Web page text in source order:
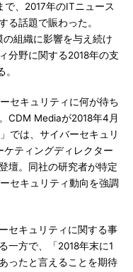
、2017年のITニュース
る話題で賑わった。
組織に影響を与え続け
分野に関する2018年の支
セキュリティに何が待ち
CDM Mediaが2018年4月
では、サイバーセキュリ
ティングディレクター
壇。同社の研究者が特定
セキュリティ動向を強調
セキュリティに関する事
一方で、「2018年末に1
ったと言えることを期待